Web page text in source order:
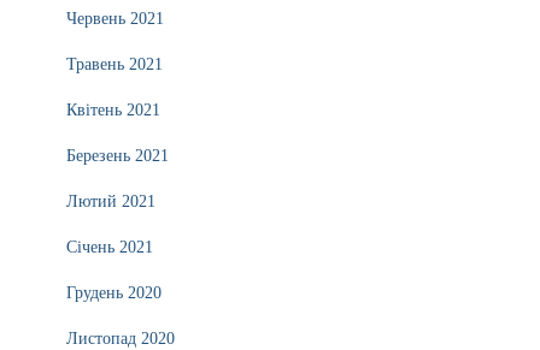
Червень 2021
Травень 2021
Квітень 2021
Березень 2021
Лютий 2021
Січень 2021
Грудень 2020
Листопад 2020